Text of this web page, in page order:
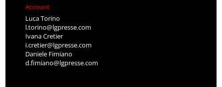
Account
Luca Torino
l.torino@lgpresse.com
Ivana Cretier
i.cretier@lgpresse.com
Daniele Fimiano
d.fimiano@lgpresse.com